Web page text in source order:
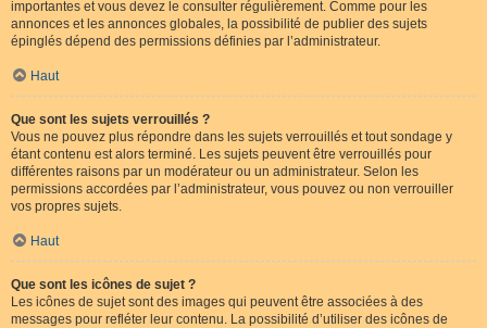
importantes et vous devez le consulter régulièrement. Comme pour les
annonces et les annonces globales, la possibilité de publier des sujets
épinglés dépend des permissions définies par l’administrateur.
Haut
Que sont les sujets verrouillés ?
Vous ne pouvez plus répondre dans les sujets verrouillés et tout sondage y
étant contenu est alors terminé. Les sujets peuvent être verrouillés pour
différentes raisons par un modérateur ou un administrateur. Selon les
permissions accordées par l’administrateur, vous pouvez ou non verrouiller
vos propres sujets.
Haut
Que sont les icônes de sujet ?
Les icônes de sujet sont des images qui peuvent être associées à des
messages pour refléter leur contenu. La possibilité d’utiliser des icônes de